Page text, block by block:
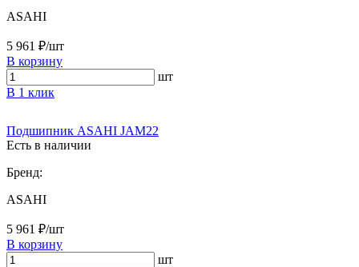
ASAHI
5 961 ₽/шт
В корзину
шт
В 1 клик
Подшипник ASAHI JAM22
Есть в наличии
Бренд:
ASAHI
5 961 ₽/шт
В корзину
шт